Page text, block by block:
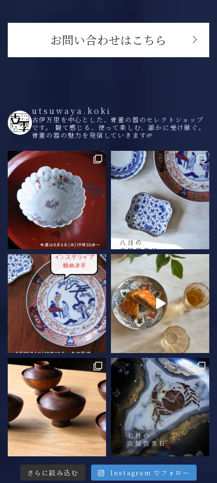
お問い合わせはこちら
utsuwaya.koki
古伊万里を中心とした、骨董の器のセレクトショップ
です。
観て感じる、使って楽しむ、誰かに受け継ぐ。
骨董の器の魅力を発信していきます🌱
さらに読み込む Instagram でフォロー